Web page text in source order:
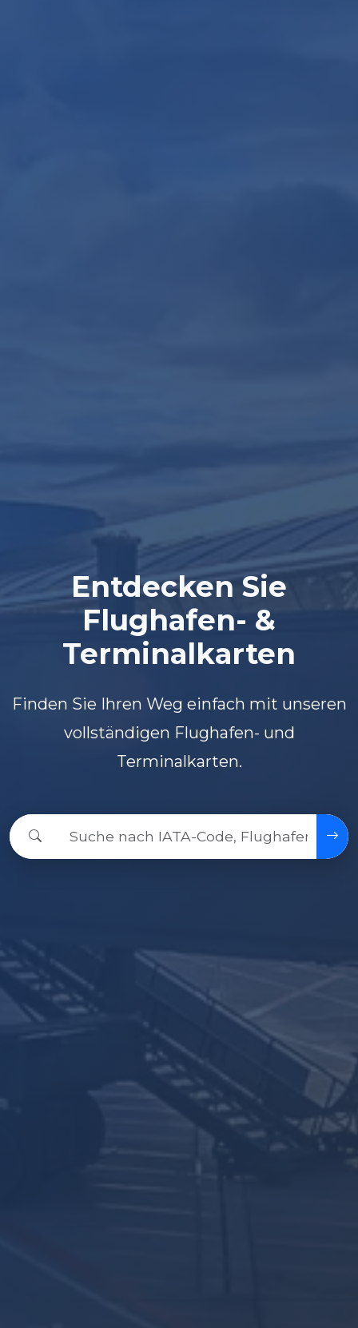
Entdecken Sie
Flughafen- &
Terminalkarten
Finden Sie Ihren Weg einfach mit unseren
vollständigen Flughafen- und
Terminalkarten.